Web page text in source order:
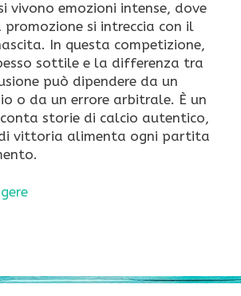
vivono emozioni intense, dove
si intreccia con il
In questa competizione,
sottile e la differenza tra
può dipendere da un
o da un errore arbitrale. È un
storie di calcio autentico,
vittoria alimenta ogni partita